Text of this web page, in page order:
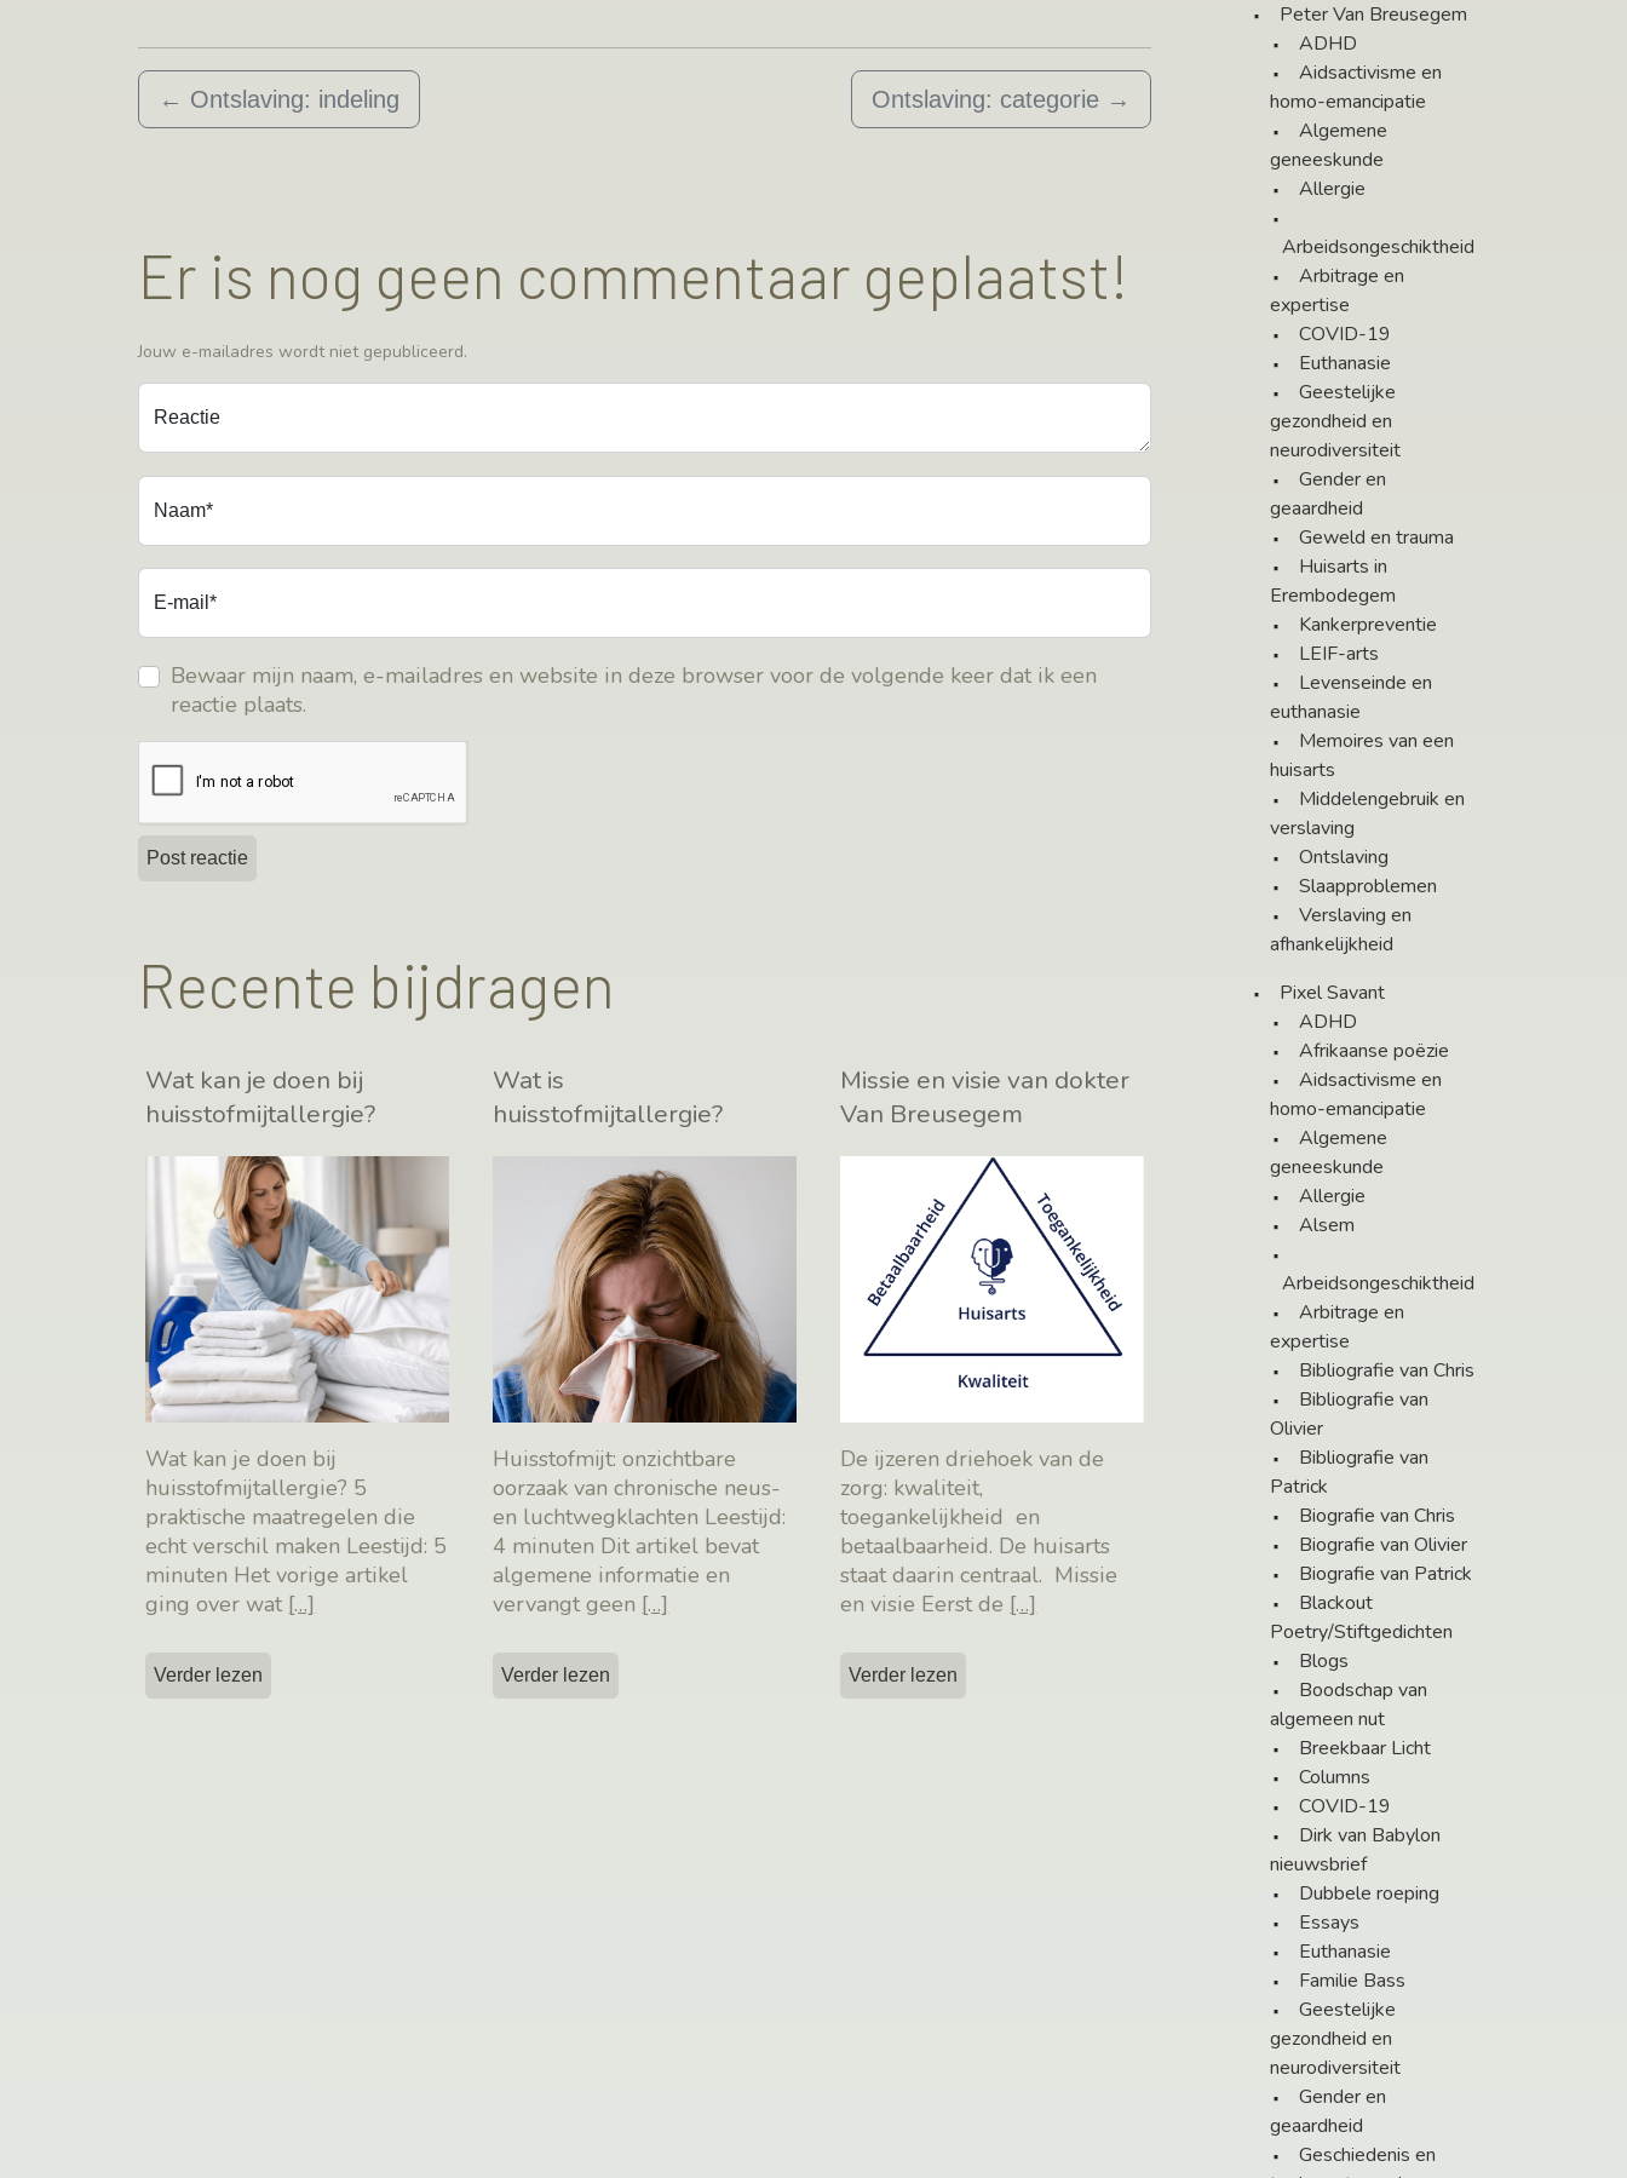
← Ontslaving: indeling Ontslaving: categorie →
Er is nog geen commentaar geplaatst!
Jouw e-mailadres wordt niet gepubliceerd.
Reactie
Naam*
E-mail*
Bewaar mijn naam, e-mailadres en website in deze browser voor de volgende keer dat ik een
reactie plaats.
Recente bijdragen
Wat kan je doen bij
huisstofmijtallergie?
Wat kan je doen bij
huisstofmijtallergie? 5
praktische maatregelen die
echt verschil maken Leestijd: 5
minuten Het vorige artikel
ging over wat […]
Verder lezen
Wat is
huisstofmijtallergie?
Huisstofmijt: onzichtbare
oorzaak van chronische neus-
en luchtwegklachten Leestijd:
4 minuten Dit artikel bevat
algemene informatie en
vervangt geen […]
Verder lezen
Missie en visie van dokter
Van Breusegem
De ijzeren driehoek van de
zorg: kwaliteit,
toegankelijkheid en
betaalbaarheid. De huisarts
staat daarin centraal. Missie
en visie Eerst de […]
Verder lezen
Peter Van Breusegem
ADHD
Aidsactivisme en
homo-emancipatie
Algemene
geneeskunde
Allergie
Arbeidsongeschiktheid
Arbitrage en
expertise
COVID-19
Euthanasie
Geestelijke
gezondheid en
neurodiversiteit
Gender en
geaardheid
Geweld en trauma
Huisarts in
Erembodegem
Kankerpreventie
LEIF-arts
Levenseinde en
euthanasie
Memoires van een
huisarts
Middelengebruik en
verslaving
Ontslaving
Slaapproblemen
Verslaving en
afhankelijkheid
Pixel Savant
ADHD
Afrikaanse poëzie
Aidsactivisme en
homo-emancipatie
Algemene
geneeskunde
Allergie
Alsem
Arbeidsongeschiktheid
Arbitrage en
expertise
Bibliografie van Chris
Bibliografie van
Olivier
Bibliografie van
Patrick
Biografie van Chris
Biografie van Olivier
Biografie van Patrick
Blackout
Poetry/Stiftgedichten
Blogs
Boodschap van
algemeen nut
Breekbaar Licht
Columns
COVID-19
Dirk van Babylon
nieuwsbrief
Dubbele roeping
Essays
Euthanasie
Familie Bass
Geestelijke
gezondheid en
neurodiversiteit
Gender en
geaardheid
Geschiedenis en